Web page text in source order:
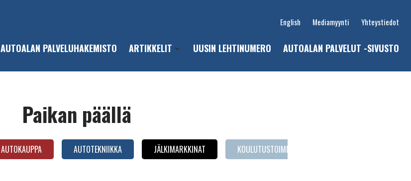
English Mediamyynti Yhteystiedot
AUTOALAN PALVELUHAKEMISTO ARTIKKELIT
sub-
UUSIN LEHTINUMERO AUTOALAN PALVELUT -SIVUSTO
Paikan päällä
AUTOKAUPPA AUTOTEKNIIKKA JÄLKIMARKKINAT KOULUTUSTOIMINTA